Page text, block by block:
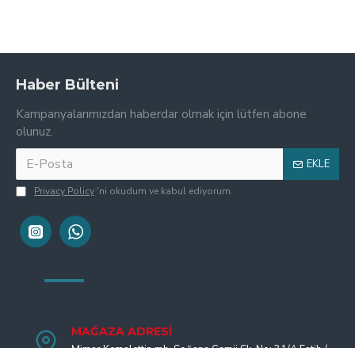
Haber Bülteni
Kampanyalarımızdan haberdar olmak için lütfen abone
olunuz.
EKLE
Privacy Policy 'ni okudum ve kabul ediyorum.
MAĞAZA ADRESI